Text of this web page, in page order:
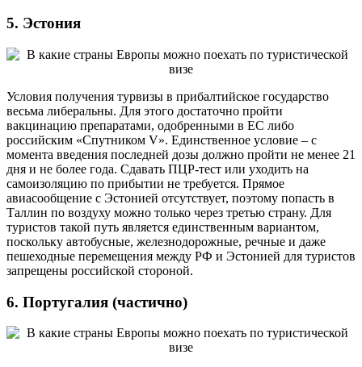
5. Эстония
Условия получения турвизы в прибалтийское государство
весьма либеральны. Для этого достаточно пройти
вакцинацию препаратами, одобренными в ЕС либо
российским «Спутником V». Единственное условие – с
момента введения последней дозы должно пройти не менее 21
дня и не более года. Сдавать ПЦР-тест или уходить на
самоизоляцию по прибытии не требуется. Прямое
авиасообщение с Эстонией отсутствует, поэтому попасть в
Таллин по воздуху можно только через третью страну. Для
туристов такой путь является единственным вариантом,
поскольку автобусные, железнодорожные, речные и даже
пешеходные перемещения между РФ и Эстонией для туристов
запрещены российской стороной.
6. Португалия (частично)